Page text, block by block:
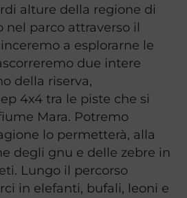
alture della regione di
nel parco attraverso il
a esplorarne le
due intere
della riserva,
4x4 tra le piste che si
Mara. Potremo
lo permetterà, alla
degli gnu e delle zebre in
Lungo il percorso
in elefanti, bufali, leoni e